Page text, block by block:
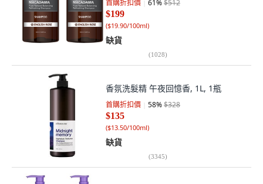
首購折扣價 61%$512
$199
($19.90/100ml)
缺貨
(1028)
香氛洗髮精 午夜回憶香, 1L, 1瓶
首購折扣價 58%$328
$135
($13.50/100ml)
缺貨
(3345)